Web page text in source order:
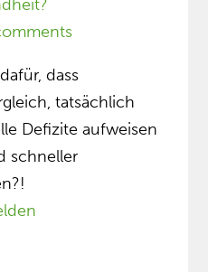
dass
tatsächlich
Defizite aufweisen
schneller